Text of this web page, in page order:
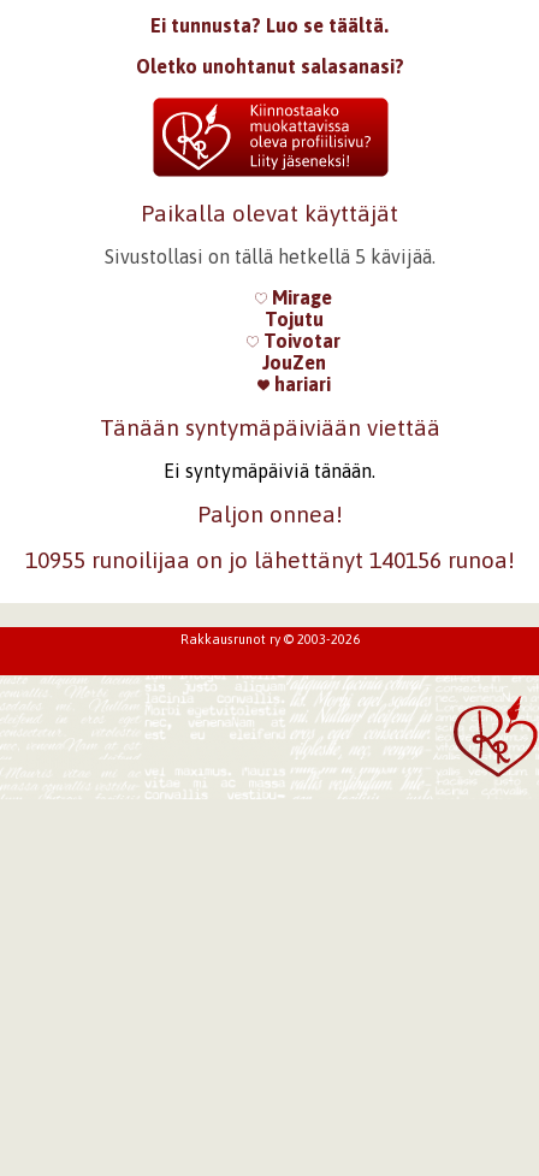
Ei tunnusta? Luo se täältä.
Oletko unohtanut salasanasi?
Paikalla olevat käyttäjät
Sivustollasi on tällä hetkellä 5 kävijää.
Mirage
Tojutu
Toivotar
JouZen
hariari
Tänään syntymäpäiviään viettää
Ei syntymäpäiviä tänään.
Paljon onnea!
10955 runoilijaa on jo lähettänyt 140156 runoa!
Rakkausrunot ry © 2003-2026